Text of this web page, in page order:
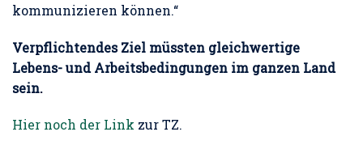
kommunizieren können.“
Verpflichtendes Ziel müssten gleichwertige
Lebens- und Arbeitsbedingungen im ganzen Land
sein.
Hier noch der Link zur TZ.